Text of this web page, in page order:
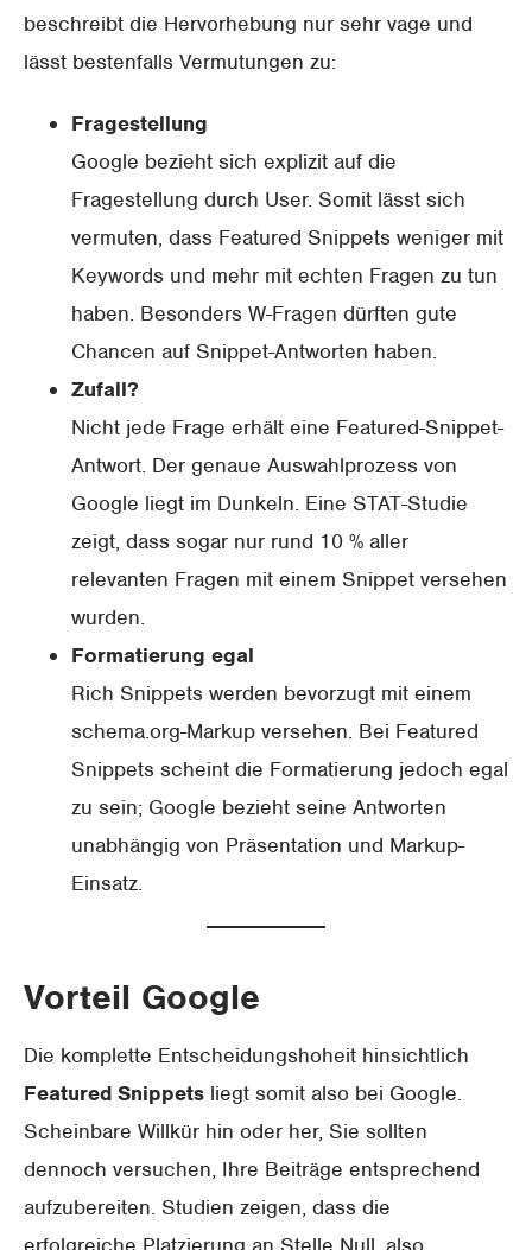
beschreibt die Hervorhebung nur sehr vage und
lässt bestenfalls Vermutungen zu:
Fragestellung
Google bezieht sich explizit auf die
Fragestellung durch User. Somit lässt sich
vermuten, dass Featured Snippets weniger mit
Keywords und mehr mit echten Fragen zu tun
haben. Besonders W-Fragen dürften gute
Chancen auf Snippet-Antworten haben.
Zufall?
Nicht jede Frage erhält eine Featured-Snippet-
Antwort. Der genaue Auswahlprozess von
Google liegt im Dunkeln. Eine STAT-Studie
zeigt, dass sogar nur rund 10 % aller
relevanten Fragen mit einem Snippet versehen
wurden.
Formatierung egal
Rich Snippets werden bevorzugt mit einem
schema.org-Markup versehen. Bei Featured
Snippets scheint die Formatierung jedoch egal
zu sein; Google bezieht seine Antworten
unabhängig von Präsentation und Markup-
Einsatz.
Vorteil Google
Die komplette Entscheidungshoheit hinsichtlich
Featured Snippets liegt somit also bei Google.
Scheinbare Willkür hin oder her, Sie sollten
dennoch versuchen, Ihre Beiträge entsprechend
aufzubereiten. Studien zeigen, dass die